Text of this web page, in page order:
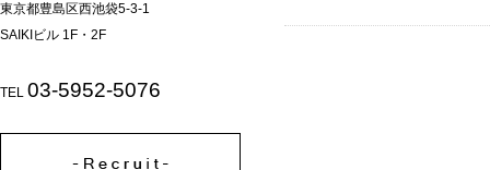
東京都豊島区西池袋5-3-1
SAIKIビル 1F・2F
TEL 03-5952-5076